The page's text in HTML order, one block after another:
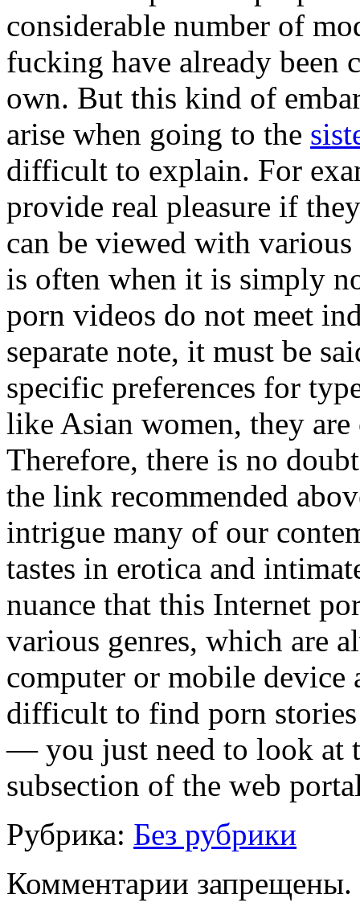
considerable number of
fucking have already been
own. But this kind of
arise when going to the
difficult to explain. For
provide real pleasure if
can be viewed with
is often when it is simply
porn videos do not meet
separate note, it must be
specific preferences for
like Asian women, they
Therefore, there is no
the link recommended
intrigue many of our
tastes in erotica and
nuance that this Internet
various genres, which are
computer or mobile device
difficult to find porn
— you just need to look at
subsection of the web
Рубрика: Без рубрики
Комментарии запрещены.